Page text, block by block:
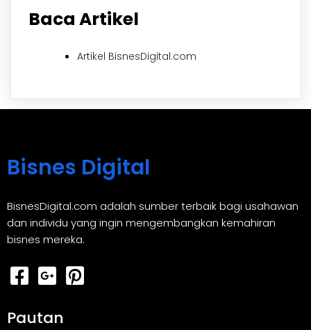
Baca Artikel
Artikel BisnesDigital.com
Bisnes Digital
BisnesDigital.com adalah sumber terbaik bagi usahawan
dan individu yang ingin mengembangkan kemahiran
bisnes mereka.
Pautan